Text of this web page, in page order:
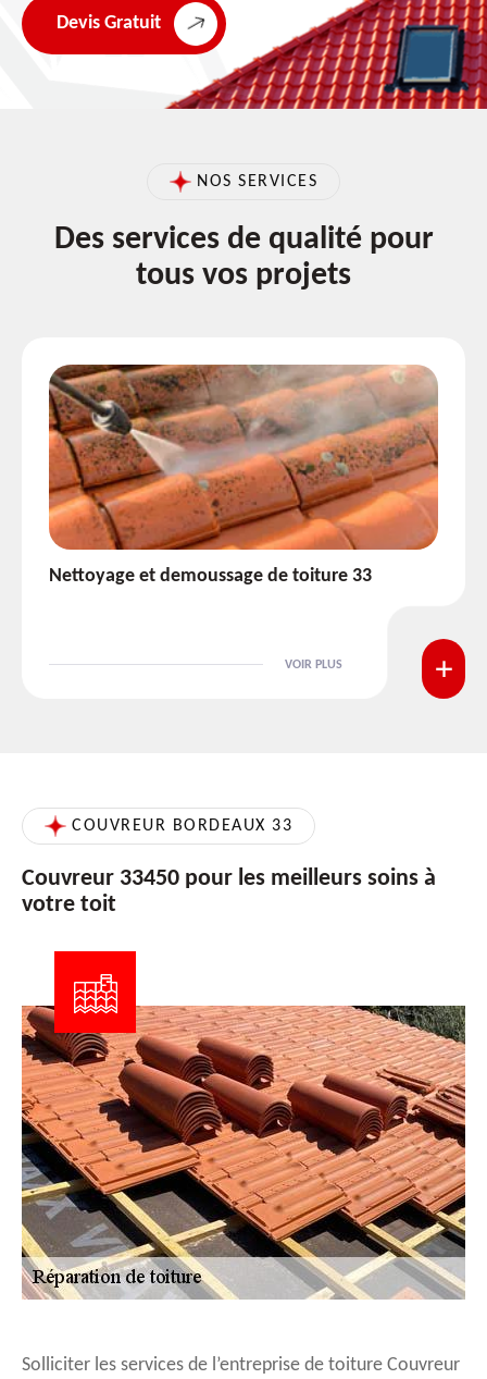
Devis Gratuit
NOS SERVICES
Des services de qualité pour
tous vos projets
Etanchéité toiture 33
VOIR PLUS
COUVREUR BORDEAUX 33
Couvreur 33450 pour les meilleurs soins à
votre toit
Solliciter les services de l’entreprise de toiture Couvreur